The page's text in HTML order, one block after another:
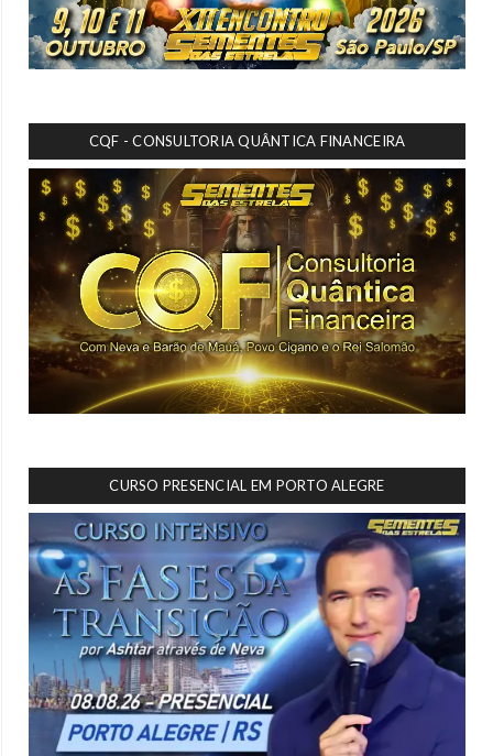
CQF - CONSULTORIA QUÂNTICA FINANCEIRA
CURSO PRESENCIAL EM PORTO ALEGRE